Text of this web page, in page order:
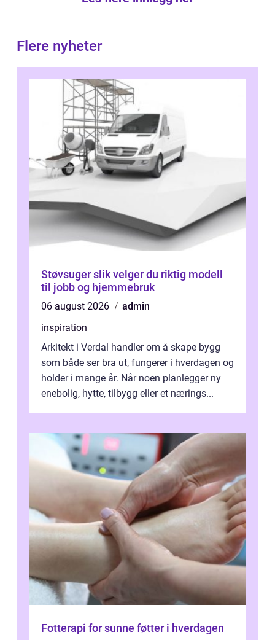
Flere nyheter
Støvsuger slik velger du riktig modell
til jobb og hjemmebruk
06 august 2026
admin
inspiration
Arkitekt i Verdal handler om å skape bygg
som både ser bra ut, fungerer i hverdagen og
holder i mange år. Når noen planlegger ny
enebolig, hytte, tilbygg eller et nærings...
Fotterapi for sunne føtter i hverdagen